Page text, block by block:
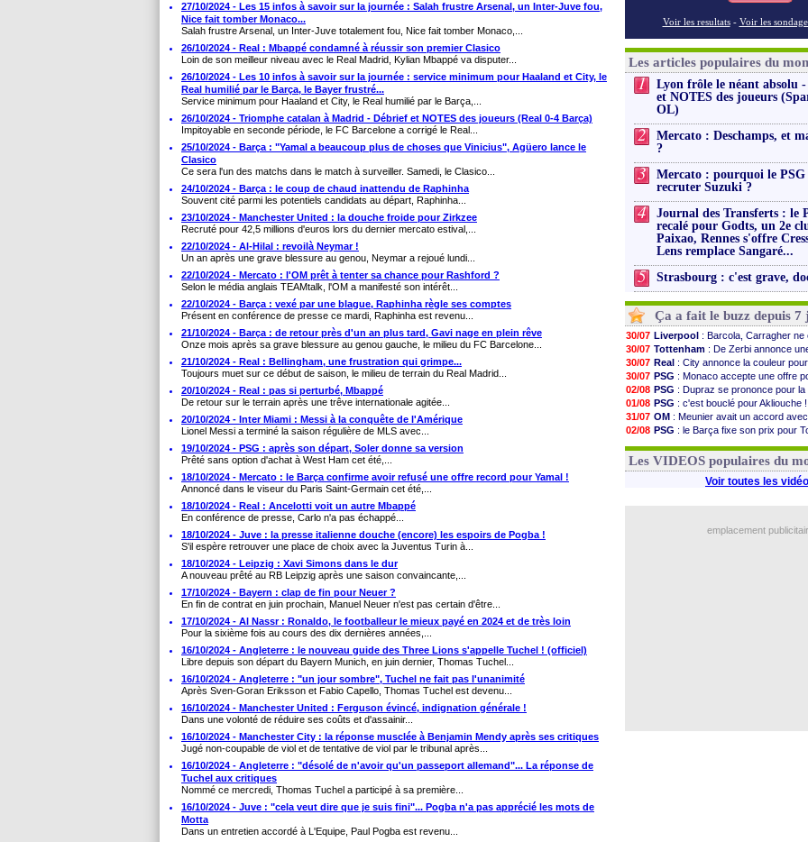
27/10/2024 - Les 15 infos à savoir sur la journée : Salah frustre Arsenal, un Inter-Juve fou,
Nice fait tomber Monaco...
Salah frustre Arsenal, un Inter-Juve totalement fou, Nice fait tomber Monaco,...
26/10/2024 - Real : Mbappé condamné à réussir son premier Clasico
Loin de son meilleur niveau avec le Real Madrid, Kylian Mbappé va disputer...
26/10/2024 - Les 10 infos à savoir sur la journée : service minimum pour Haaland et City, le
Real humilié par le Barça, le Bayer frustré...
Service minimum pour Haaland et City, le Real humilié par le Barça,...
26/10/2024 - Triomphe catalan à Madrid - Débrief et NOTES des joueurs (Real 0-4 Barça)
Impitoyable en seconde période, le FC Barcelone a corrigé le Real...
25/10/2024 - Barça : "Yamal a beaucoup plus de choses que Vinicius", Agüero lance le
Clasico
Ce sera l'un des matchs dans le match à surveiller. Samedi, le Clasico...
24/10/2024 - Barça : le coup de chaud inattendu de Raphinha
Souvent cité parmi les potentiels candidats au départ, Raphinha...
23/10/2024 - Manchester United : la douche froide pour Zirkzee
Recruté pour 42,5 millions d'euros lors du dernier mercato estival,...
22/10/2024 - Al-Hilal : revoilà Neymar !
Un an après une grave blessure au genou, Neymar a rejoué lundi...
22/10/2024 - Mercato : l'OM prêt à tenter sa chance pour Rashford ?
Selon le média anglais TEAMtalk, l'OM a manifesté son intérêt...
22/10/2024 - Barça : vexé par une blague, Raphinha règle ses comptes
Présent en conférence de presse ce mardi, Raphinha est revenu...
21/10/2024 - Barça : de retour près d'un an plus tard, Gavi nage en plein rêve
Onze mois après sa grave blessure au genou gauche, le milieu du FC Barcelone...
21/10/2024 - Real : Bellingham, une frustration qui grimpe...
Toujours muet sur ce début de saison, le milieu de terrain du Real Madrid...
20/10/2024 - Real : pas si perturbé, Mbappé
De retour sur le terrain après une trêve internationale agitée...
20/10/2024 - Inter Miami : Messi à la conquête de l'Amérique
Lionel Messi a terminé la saison régulière de MLS avec...
19/10/2024 - PSG : après son départ, Soler donne sa version
Prêté sans option d'achat à West Ham cet été,...
18/10/2024 - Mercato : le Barça confirme avoir refusé une offre record pour Yamal !
Annoncé dans le viseur du Paris Saint-Germain cet été,...
18/10/2024 - Real : Ancelotti voit un autre Mbappé
En conférence de presse, Carlo n'a pas échappé...
18/10/2024 - Juve : la presse italienne douche (encore) les espoirs de Pogba !
S'il espère retrouver une place de choix avec la Juventus Turin à...
18/10/2024 - Leipzig : Xavi Simons dans le dur
A nouveau prêté au RB Leipzig après une saison convaincante,...
17/10/2024 - Bayern : clap de fin pour Neuer ?
En fin de contrat en juin prochain, Manuel Neuer n'est pas certain d'être...
17/10/2024 - Al Nassr : Ronaldo, le footballeur le mieux payé en 2024 et de très loin
Pour la sixième fois au cours des dix dernières années,...
16/10/2024 - Angleterre : le nouveau guide des Three Lions s'appelle Tuchel ! (officiel)
Libre depuis son départ du Bayern Munich, en juin dernier, Thomas Tuchel...
16/10/2024 - Angleterre : "un jour sombre", Tuchel ne fait pas l'unanimité
Après Sven-Goran Eriksson et Fabio Capello, Thomas Tuchel est devenu...
16/10/2024 - Manchester United : Ferguson évincé, indignation générale !
Dans une volonté de réduire ses coûts et d'assainir...
16/10/2024 - Manchester City : la réponse musclée à Benjamin Mendy après ses critiques
Jugé non-coupable de viol et de tentative de viol par le tribunal après...
16/10/2024 - Angleterre : "désolé de n'avoir qu'un passeport allemand"... La réponse de
Tuchel aux critiques
Nommé ce mercredi, Thomas Tuchel a participé à sa première...
16/10/2024 - Juve : "cela veut dire que je suis fini"... Pogba n'a pas apprécié les mots de
Motta
Dans un entretien accordé à L'Equipe, Paul Pogba est revenu...
Voir les resultats - Voir les
Les articles populaires du
1
Lyon frôle le néant absolu
et NOTES des joueurs
OL)
2
Mercato : Deschamps, et
?
3
Mercato : pourquoi le PSG
recruter Suzuki ?
4
Journal des Transferts : le
recalé pour Godts, un 2e
Paixao, Rennes s'offre
Lens remplace Sangaré...
5 Strasbourg : c'est grave,
Ça a fait le buzz depuis 7
30/07 Liverpool : Barcola, Carragher ne
30/07 Tottenham : De Zerbi annonce
30/07 Real : City annonce la couleur
30/07 PSG : Monaco accepte une offre
02/08 PSG : Dupraz se prononce pour la
01/08 PSG : c'est bouclé pour Akliouche !
31/07 OM : Meunier avait un accord
02/08 PSG : le Barça fixe son prix pour
01/08 Barça: Torres souhaite rejoindre
Les VIDEOS populaires du
Voir toutes les
emplacement